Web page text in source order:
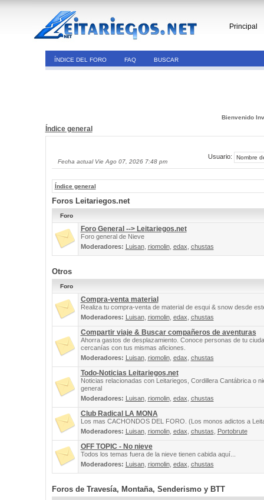
Principal
ÍNDICE DEL FORO FAQ BUSCAR
Bienvenido
Índice general
Fecha actual Vie Ago 07, 2026 7:48 pm
Usuario:
Índice general
Foros Leitariegos.net
Foro
Foro General --> Leitariegos.net
Foro general de Nieve
Moderadores: Luisan, riomolin, edax chustas
Otros
Foro
Compra-venta material
Realiza tu compra-venta de material de esqui & snow desde
Moderadores: Luisan, riomolin, edax chustas
Compartir viaje & Buscar compañeros de aventuras
Ahorra gastos de desplazamiento. Conoce personas de tu
cercanías con tus mismas aficiones.
Moderadores: Luisan, riomolin, edax chustas
Todo-Noticias Leitariegos.net
Noticias relacionadas con Leitariegos, Cordillera Cantábrica o
general
Moderadores: Luisan, riomolin, edax chustas
Club Radical LA MONA
Los mas CACHONDOS DEL FORO. (Los monos adictos a
Moderadores: Luisan, riomolin, edax chustas Portobrute
OFF TOPIC - No nieve
Todos los temas fuera de la nieve tienen cabida aquí...
Moderadores: Luisan, riomolin, edax chustas
Foros de Travesía, Montaña, Senderismo y BTT